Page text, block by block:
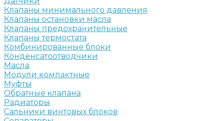
Клапаны минимального давления
Клапаны остановки масла
Клапаны предохранительные
Клапаны термостата
Комбинированные блоки
Конденсатоотводчики
Масла
Модули компактные
Муфты
Обратные клапана
Радиаторы
Сальники винтовых блоков